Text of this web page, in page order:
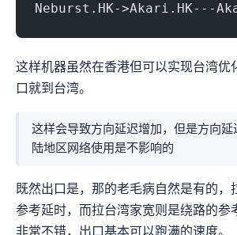
Neburst.HK->Akari.HK---
这样机器虽然在香港但可以实现台湾优
口就到台湾。
这样会导致in方向延迟增加13ms，但是out方
陆地区网络使用是不影响的
既然出口是Akari，那Akari的老毛病自然是有的
(参考延时19ms)，而拉台湾家宽则是绕路的(参考
非常不错，出口基本可以跑满900Mbps+的速度。